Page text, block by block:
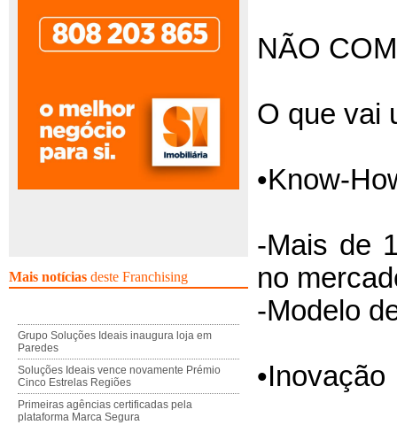
Mais notícias deste Franchising
Grupo Soluções Ideais inaugura loja em
Paredes
Soluções Ideais vence novamente Prémio
Cinco Estrelas Regiões
Primeiras agências certificadas pela
plataforma Marca Segura
NÃO
O que vai
•Know-
-Mais de
no
-Modelo
•Inovação